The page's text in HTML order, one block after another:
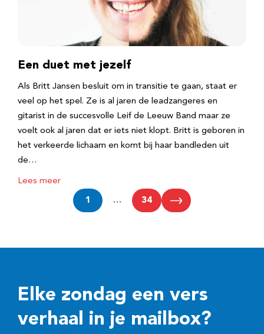
Een duet met jezelf
Als Britt Jansen besluit om in transitie te gaan, staat er
veel op het spel. Ze is al jaren de leadzangeres en
gitarist in de succesvolle Leif de Leeuw Band maar ze
voelt ook al jaren dat er iets niet klopt. Britt is geboren in
het verkeerde lichaam en komt bij haar bandleden uit
de…
Lees meer
1 … 34
Elke zondag een vers
verhaal in je mailbox?